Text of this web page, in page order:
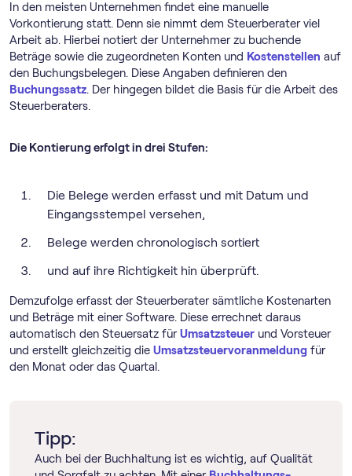
In den meisten Unternehmen findet eine manuelle
Vorkontierung statt. Denn sie nimmt dem Steuerberater viel
Arbeit ab. Hierbei notiert der Unternehmer zu buchende
Beträge sowie die zugeordneten Konten und Kostenstellen auf
den Buchungsbelegen. Diese Angaben definieren den
Buchungssatz. Der hingegen bildet die Basis für die Arbeit des
Steuerberaters.
Die Kontierung erfolgt in drei Stufen:
Die Belege werden erfasst und mit Datum und
Eingangsstempel versehen,
Belege werden chronologisch sortiert
und auf ihre Richtigkeit hin überprüft.
Demzufolge erfasst der Steuerberater sämtliche Kostenarten
und Beträge mit einer Software. Diese errechnet daraus
automatisch den Steuersatz fürUmsatzsteuer und Vorsteuer
und erstellt gleichzeitig die Umsatz­steuer­voranmeldung für
den Monat oder das Quartal.
Tipp:
Auch bei der Buchhaltung ist es wichtig, auf Qualität